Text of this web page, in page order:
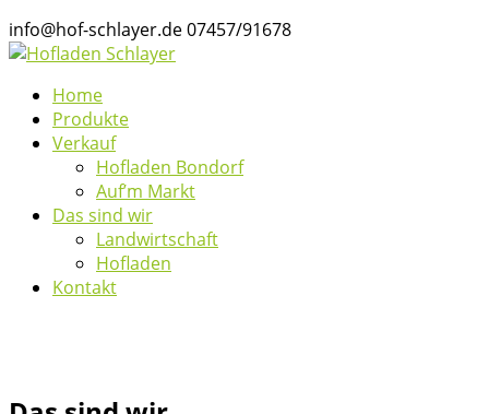
info@hof-schlayer.de07457/91678
Home
Produkte
Verkauf
Hofladen Bondorf
Auf’m Markt
Das sind wir
Landwirtschaft
Hofladen
Kontakt